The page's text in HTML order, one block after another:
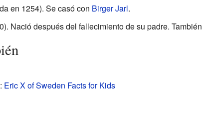
en 1254). Se casó con Birger Jarl.
Nació después del fallecimiento de su padre.
Eric X of Sweden Facts for Kids